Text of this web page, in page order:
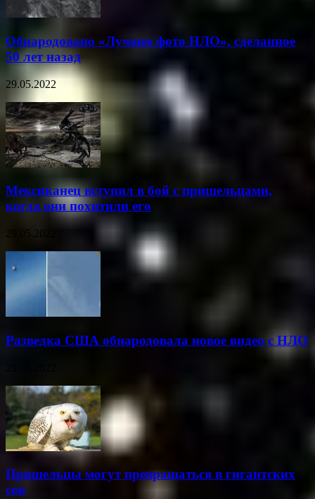
Обнародовано «Лучшее фото НЛО», сделанное
50 лет назад
29.05.2022
Мексиканец вступил в бой с пришельцами,
когда они похитили его
29.05.2022
Разведка США обнародовала новое видео с НЛО
Пришельцы могут превращаться в гигантских
сов